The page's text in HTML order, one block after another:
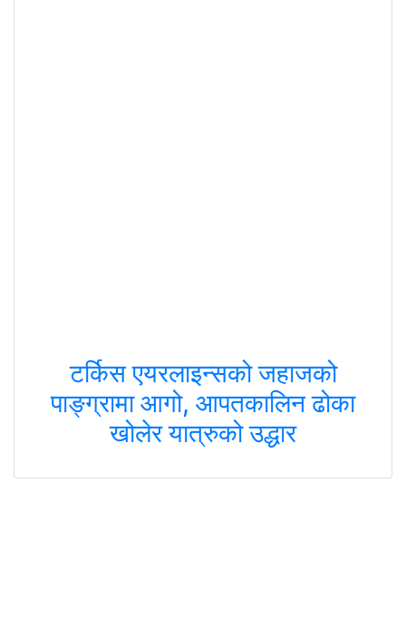
टर्किस एयरलाइन्सको जहाजको
पाङ्ग्रामा आगो, आपतकालिन ढोका
खोलेर यात्रुको उद्धार